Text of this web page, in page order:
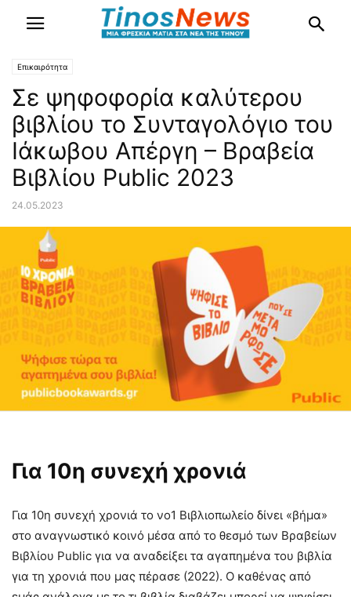
Επικαιρότητα
Σε ψηφοφορία καλύτερου
βιβλίου το Συνταγολόγιο του
Ιάκωβου Απέργη – Βραβεία
Βιβλίου Public 2023
24.05.2023
Για 10η συνεχή χρονιά
Για 10η συνεχή χρονιά το νο1 Βιβλιοπωλείο δίνει «βήμα»
στο αναγνωστικό κοινό μέσα από το θεσμό των Βραβείων
Βιβλίου Public για να αναδείξει τα αγαπημένα του βιβλία
για τη χρονιά που μας πέρασε (2022). O καθένας από